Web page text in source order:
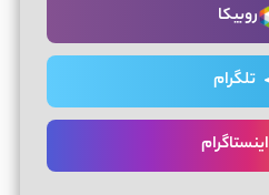
روبیکا
تلگرام
اینستاگرام